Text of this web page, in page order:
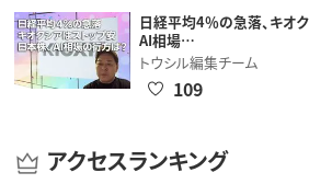
日経平均4％の急落、キオ
AI相場…
トウシル編集チーム
109
アクセスランキング